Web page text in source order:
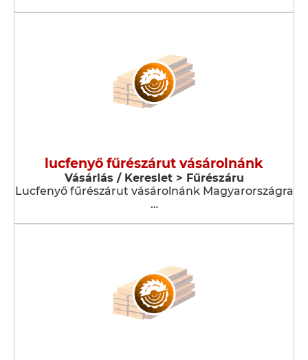
lucfenyő fűrészárut vásárolnánk
Vásárlás / Kereslet > Fűrészáru
Lucfenyő fűrészárut vásárolnánk Magyarországra
…